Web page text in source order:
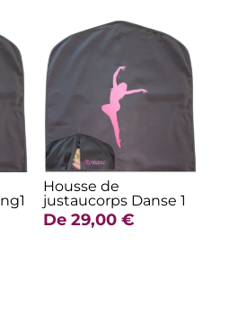
Housse de
justaucorps Danse 1
De29,00€